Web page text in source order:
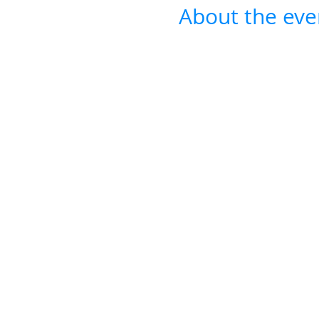
About the